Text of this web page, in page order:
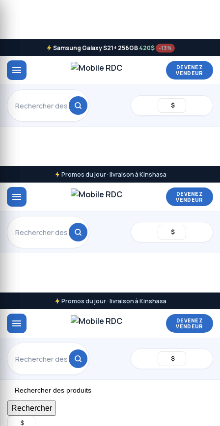
Samsung Galaxy S21+ 256GB 420$ -13%
DEVENEZ
VENDEUR
$
Promos du jour · livraison à Kinshasa
DEVENEZ
VENDEUR
$
Promos du jour · livraison à Kinshasa
DEVENEZ
VENDEUR
$
Rechercher
$